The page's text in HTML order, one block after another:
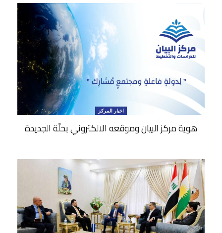
اخبار المركز
هوية مركز البيان وموقعه الالكتروني بحلّة الجديدة